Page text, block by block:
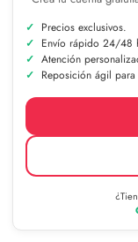
Precios exclusivos.
Envío rápido 24/48
Atención
Reposición ágil